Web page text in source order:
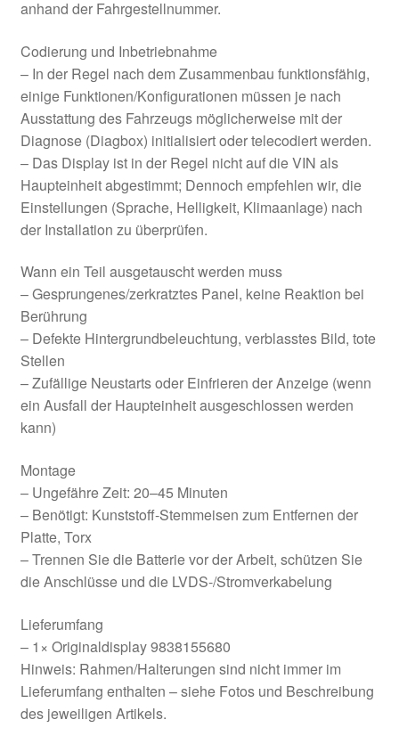
anhand der Fahrgestellnummer.
Codierung und Inbetriebnahme
– In der Regel nach dem Zusammenbau funktionsfähig,
einige Funktionen/Konfigurationen müssen je nach
Ausstattung des Fahrzeugs möglicherweise mit der
Diagnose (Diagbox) initialisiert oder telecodiert werden.
– Das Display ist in der Regel nicht auf die VIN als
Haupteinheit abgestimmt; Dennoch empfehlen wir, die
Einstellungen (Sprache, Helligkeit, Klimaanlage) nach
der Installation zu überprüfen.
Wann ein Teil ausgetauscht werden muss
– Gesprungenes/zerkratztes Panel, keine Reaktion bei
Berührung
– Defekte Hintergrundbeleuchtung, verblasstes Bild, tote
Stellen
– Zufällige Neustarts oder Einfrieren der Anzeige (wenn
ein Ausfall der Haupteinheit ausgeschlossen werden
kann)
Montage
– Ungefähre Zeit: 20–45 Minuten
– Benötigt: Kunststoff-Stemmeisen zum Entfernen der
Platte, Torx
– Trennen Sie die Batterie vor der Arbeit, schützen Sie
die Anschlüsse und die LVDS-/Stromverkabelung
Lieferumfang
– 1× Originaldisplay 9838155680
Hinweis: Rahmen/Halterungen sind nicht immer im
Lieferumfang enthalten – siehe Fotos und Beschreibung
des jeweiligen Artikels.